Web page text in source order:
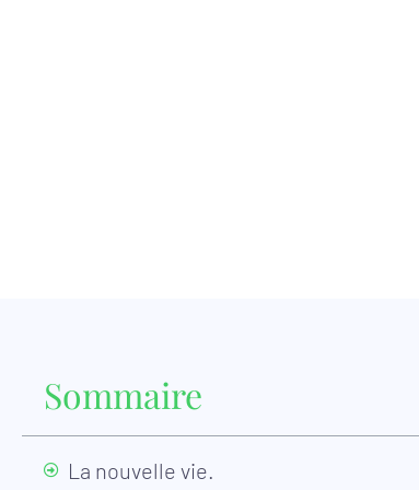
Sommaire
La nouvelle vie.